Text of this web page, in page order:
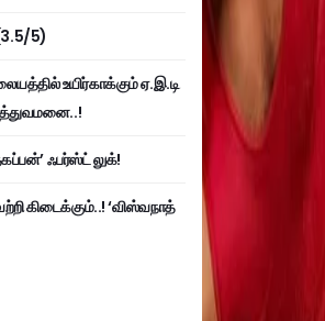
5)
உயிர்காக்கும் ஏ.இ.டி
ஃபர்ஸ்ட் லுக்!
கிடைக்கும்..! ‘விஸ்வநாத்